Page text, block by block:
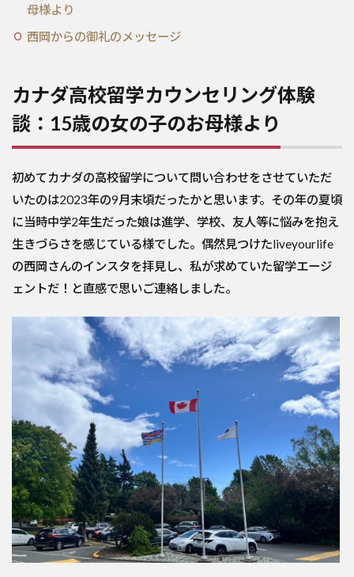
母様より
西岡からの御礼のメッセージ
カナダ高校留学カウンセリング体験
談：15歳の女の子のお母様より
初めてカナダの高校留学について問い合わせをさせていただ
いたのは2023年の9月末頃だったかと思います。その年の夏頃
に当時中学2年生だった娘は進学、学校、友人等に悩みを抱え
生きづらさを感じている様でした。偶然見つけたliveyourlife
の西岡さんのインスタを拝見し、私が求めていた留学エージ
ェントだ！と直感で思いご連絡しました。